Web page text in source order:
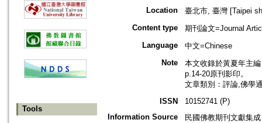
Tools
Location
臺北市, 臺灣 [Taipei
Content type
期刊論文=Journal
Language
中文=Chinese
Note
本文收錄於黃夏年主
p.14-20原刊影印。
文章類別：評論,佛學
ISSN
10152741 (P)
Information Source
民國佛教期刊文獻集